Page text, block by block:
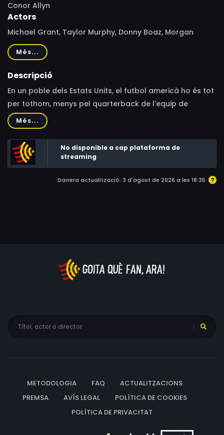
Conor Allyn
Actors
Michael Grant, Taylor Murphy, Donny Boaz, Morgan
Taylor Campbell, Damon Carney, Tiffany Mack, Cate
Jones, Stacia Crawford
Més...
Descripció
En un poble dels Estats Units, el futbol americà ho és tot
per tothom, menys pel quarterback de l'equip de
l'institut, en Mac. El seu pare, l'entrenador, li pega cada
vegada que l'equip perd. En Mac té una relació secreta
amb una companya de classe, i la fantasia de marxar
amb ella del poble és l'únic que el fa tirar endavant.
Però el pare d'en Mac descobreix la relació i sorgiran
més problemes.
Més...
No disponible a cap plataforma de
streaming
Darrera actualització: 3 d'agost de 2026 a les 18:35
METODOLOGIA FAQ
ACTUALITZACIONS
PREMSA
AVÍS LEGAL
POLÍTICA DE COOKIES
POLÍTICA DE PRIVACITAT